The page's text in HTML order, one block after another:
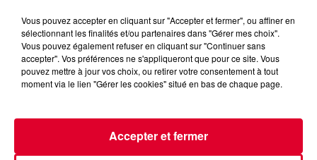
Vous pouvez accepter en cliquant sur "Accepter et fermer", ou affiner en
sélectionnant les finalités et/ou partenaires dans "Gérer mes choix".
Vous pouvez également refuser en cliquant sur "Continuer sans
accepter". Vos préférences ne s'appliqueront que pour ce site. Vous
pouvez mettre à jour vos choix, ou retirer votre consentement à tout
moment via le lien "Gérer les cookies" situé en bas de chaque page.
Accepter et fermer